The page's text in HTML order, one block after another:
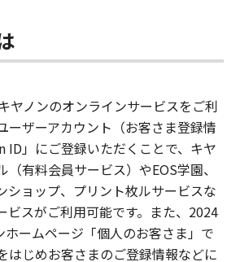
ヤノンのオンラインサービスをご利
ーザーアカウント（お客さま登録情
ID」にご登録いただくことで、キヤ
（有料会員サービス）やEOS学園、
ショップ、プリント枚ルサービスな
ビスがご利用可能です。また、2024
ホームページ「個人のお客さま」で
はじめお客さまのご登録情報などに